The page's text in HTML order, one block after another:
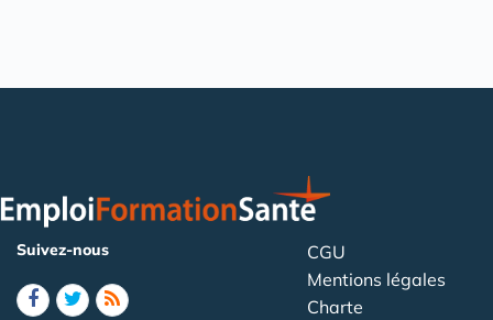
Suivez-nous
CGU
Mentions légales
Charte